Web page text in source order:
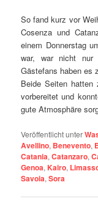
So fand kurz vor
Cosenza und
einem Donnerstag
war, war nicht nur
Gästefans haben es
Beide Seiten
vorbereitet und
gute Atmosphäre
Veröffentlicht unter
Avellino, Benevento,
Catania,Catanzaro,
Genoa, Kairo,
Savoia,Sora